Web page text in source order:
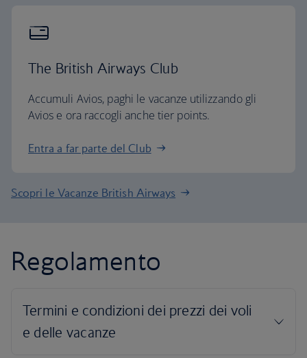
The British Airways Club
Accumuli Avios, paghi le vacanze utilizzando gli
Avios e ora raccogli anche tier points.
Entra a far parte del Club
Scopri le Vacanze British Airways
Regolamento